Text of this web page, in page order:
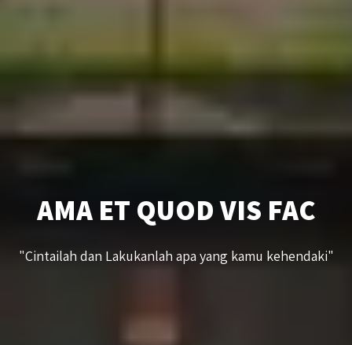
AMA ET QUOD VIS FAC
"Cintailah dan Lakukanlah apa yang kamu kehendaki"